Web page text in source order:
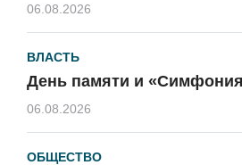
06.08.2026
ВЛАСТЬ
День памяти и
06.08.2026
ОБЩЕСТВО